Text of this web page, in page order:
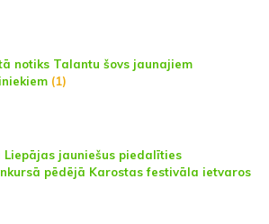
notiks Talantu šovs jaunajiem
(1)
Liepājas jauniešus piedalīties
pēdējā Karostas festivāla ietvaros